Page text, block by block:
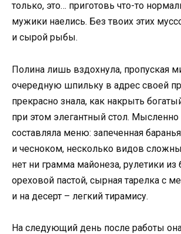
только, это… приготовь что-то
мужики наелись. Без твоих этих
и сырой рыбы.
Полина лишь вздохнула, пропуская
очередную шпильку в адрес своей
прекрасно знала, как накрыть
при этом элегантный стол.
составляла меню: запеченная
и чесноком, несколько видов
нет ни грамма майонеза, рулетики из
ореховой пастой, сырная тарелка с
и на десерт – легкий тирамису.
На следующий день после работы